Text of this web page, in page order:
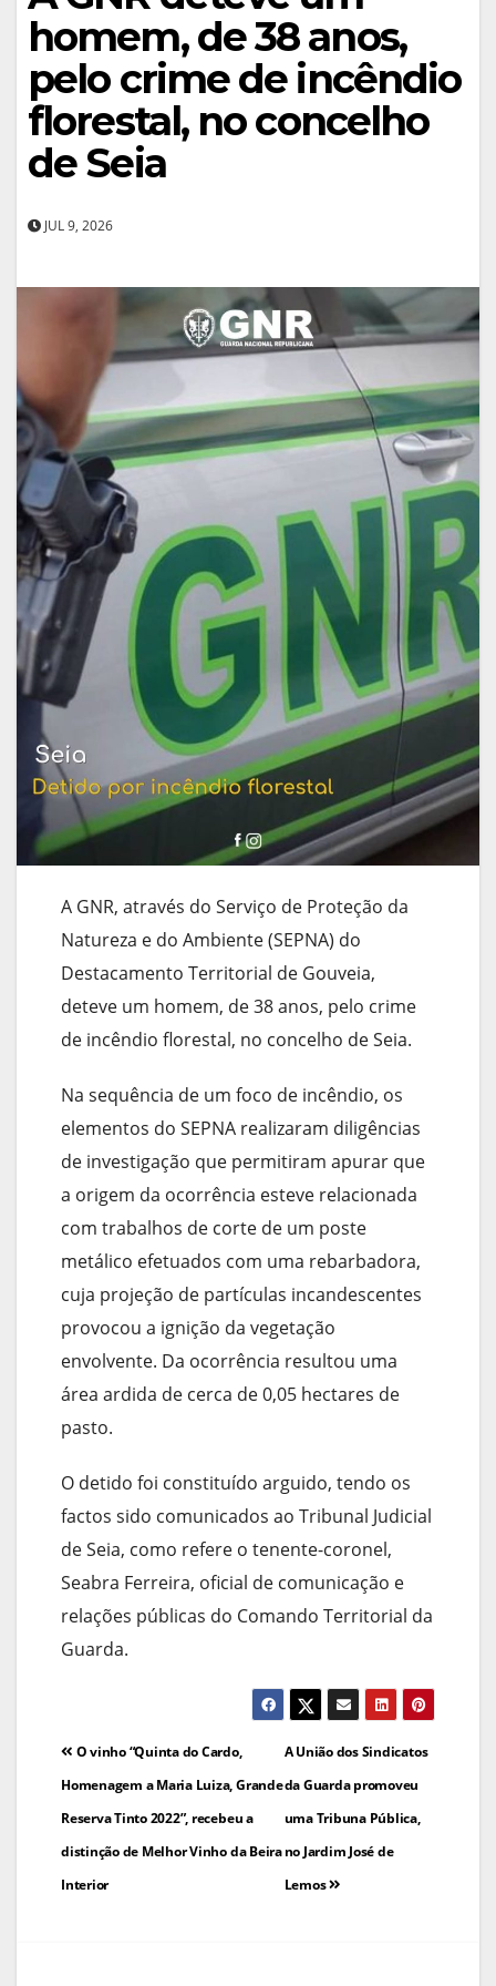
homem, de 38 anos,
pelo crime de incêndio
florestal, no concelho
de Seia
JUL 9, 2026
A GNR, através do Serviço de Proteção da
Natureza e do Ambiente (SEPNA) do
Destacamento Territorial de Gouveia,
deteve um homem, de 38 anos, pelo crime
de incêndio florestal, no concelho de Seia.
Na sequência de um foco de incêndio, os
elementos do SEPNA realizaram diligências
de investigação que permitiram apurar que
a origem da ocorrência esteve relacionada
com trabalhos de corte de um poste
metálico efetuados com uma rebarbadora,
cuja projeção de partículas incandescentes
provocou a ignição da vegetação
envolvente. Da ocorrência resultou uma
área ardida de cerca de 0,05 hectares de
pasto.
O detido foi constituído arguido, tendo os
factos sido comunicados ao Tribunal Judicial
de Seia, como refere o tenente-coronel,
Seabra Ferreira, oficial de comunicação e
relações públicas do Comando Territorial da
Guarda.
Navegação
de
artigos
A União dos Sindicatos
da Guarda promoveu
uma Tribuna Pública,
no Jardim José de
Lemos
O vinho “Quinta do Cardo,
Homenagem a Maria Luiza, Grande
Reserva Tinto 2022”, recebeu a
distinção de Melhor Vinho da Beira
Interior